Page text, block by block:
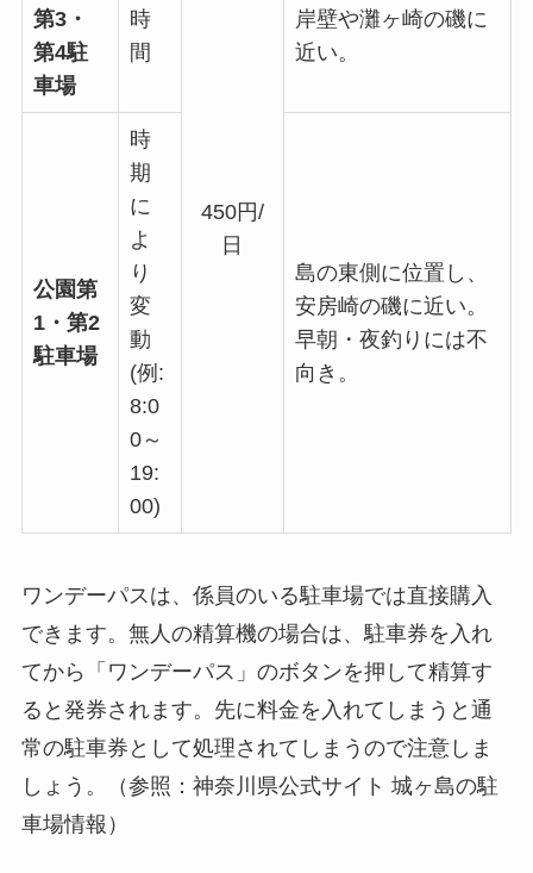
第3・
第4駐
車場
時
間
450円/
日
岸壁や灘ヶ崎の磯に
近い。
公園第
1・第2
駐車場
時
期
に
よ
り
変
動
(例:
8:0
0～
19:
00)
島の東側に位置し、
安房崎の磯に近い。
早朝・夜釣りには不
向き。
ワンデーパスは、係員のいる駐車場では直接購入
できます。無人の精算機の場合は、駐車券を入れ
てから「ワンデーパス」のボタンを押して精算す
ると発券されます。先に料金を入れてしまうと通
常の駐車券として処理されてしまうので注意しま
しょう。（参照：神奈川県公式サイト 城ヶ島の駐
車場情報）